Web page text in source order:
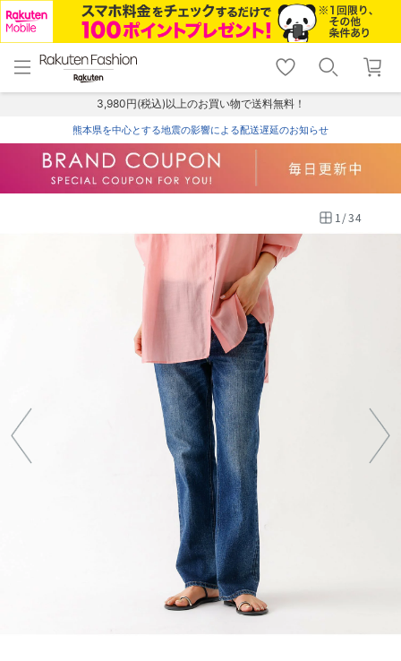
menu home
トップ
shopping_cart lock_outline
ログイン
3,980円(税込)以上のお買い物で送料無料！
熊本県を中心とする地震の影響による配送遅延のお知らせ
1/34